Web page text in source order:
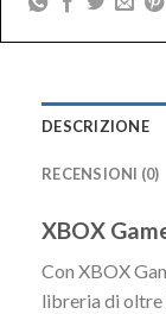
DESCRIZIONE
RECENSIONI (0)
XBOX
Con XBOX
libreria di oltre